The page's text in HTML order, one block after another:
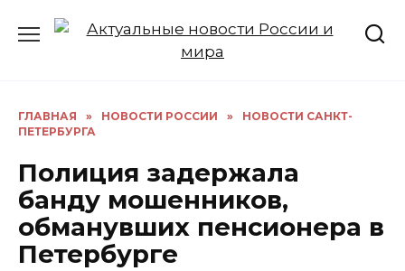
ГЛАВНАЯ » НОВОСТИ РОССИИ »
НОВОСТИ САНКТ-
ПЕТЕРБУРГА
Полиция задержала
банду мошенников,
обманувших пенсионера в
Петербурге